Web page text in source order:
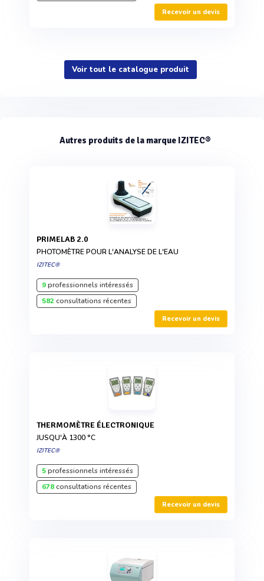
Recevoir un devis
Voir tout le catalogue produit
Autres produits de la marque IZITEC®
PRIMELAB 2.0
PHOTOMÈTRE POUR L'ANALYSE DE L'EAU
IZITEC®
9professionnels intéressés
582consultations récentes
Recevoir un devis
THERMOMÈTRE ÉLECTRONIQUE
JUSQU'À 1300 °C
IZITEC®
5professionnels intéressés
678consultations récentes
Recevoir un devis